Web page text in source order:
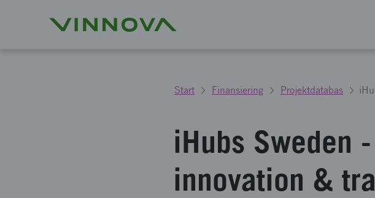
Start Finansiering Projektdatabas
iHubs Sweden
innovation &